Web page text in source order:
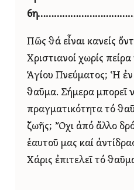
Πῶς θά εἶναι κανείς
Χριστιανοί χωρίς
Ἁγίου Πνεύματος; Ἡ ἐν
θαῦμα. Σήμερα μπορεῖ
πραγματικότητα τό
ζωῆς; Ὄχι ἀπό ἄλλο
ἑαυτοῦ μας καί
Χάρις ἐπιτελεῖ τό